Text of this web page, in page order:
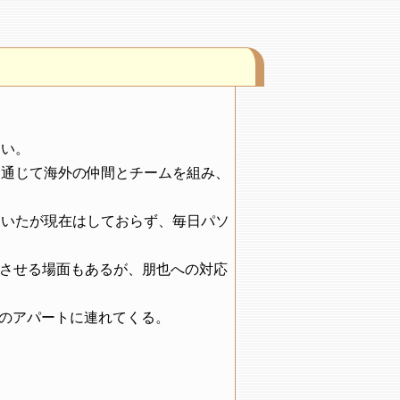
。
じて海外の仲間とチームを組み、
たが現在はしておらず、毎日パソ
せる場面もあるが、朋也への対応
アパートに連れてくる。